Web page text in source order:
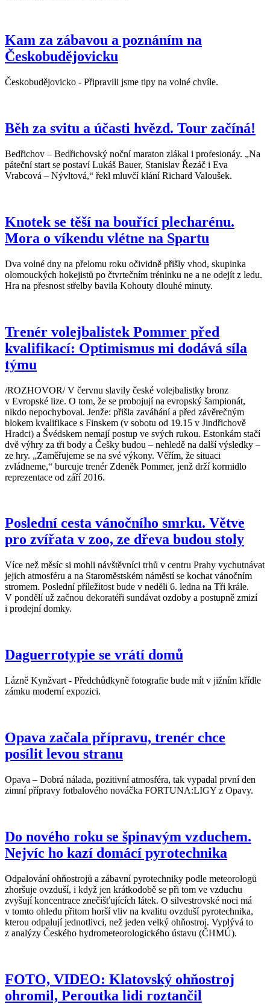
Kam za zábavou a poznáním na
Českobudějovicku
Českobudějovicko - Připravili jsme tipy na volné chvíle.
Běh za svitu a účasti hvězd. Tour začíná!
Bedřichov – Bedřichovský noční maraton zlákal i profesionáy. „Na
páteční start se postaví Lukáš Bauer, Stanislav Řezáč i Eva
Vrabcová – Nývltová,“ řekl mluvčí klání Richard Valoušek.
Knotek se těší na bouřící plecharénu.
Mora o víkendu vlétne na Spartu
Dva volné dny na přelomu roku očividně přišly vhod, skupinka
olomouckých hokejistů po čtvrtečním tréninku ne a ne odejít z ledu.
Hra na přesnost střelby bavila Kohouty dlouhé minuty.
Trenér volejbalistek Pommer před
kvalifikací: Optimismus mi dodává síla
týmu
/ROZHOVOR/ V červnu slavily české volejbalistky bronz
v Evropské lize. O tom, že se probojují na evropský šampionát,
nikdo nepochyboval. Jenže: přišla zaváhání a před závěrečným
blokem kvalifikace s Finskem (v sobotu od 19.15 v Jindřichově
Hradci) a Švédskem nemají postup ve svých rukou. Estonkám stačí
dvě výhry za tři body a Češky budou – nehledě na další výsledky –
ze hry. „Zaměřujeme se na své výkony. Věřím, že situaci
zvládneme,“ burcuje trenér Zdeněk Pommer, jenž drží kormidlo
reprezentace od září 2016.
Poslední cesta vánočního smrku. Větve
pro zvířata v zoo, ze dřeva budou stoly
Více než měsíc si mohli návštěvníci trhů v centru Prahy vychutnávat
jejich atmosféru a na Staroměstském náměstí se kochat vánočním
stromem. Poslední příležitost bude v neděli 6. ledna na Tři krále.
V pondělí už začnou dekoratéři sundávat ozdoby a postupně zmizí
i prodejní domky.
Daguerrotypie se vrátí domů
Lázně Kynžvart - Předchůdkyně fotografie bude mít v jižním křídle
zámku moderní expozici.
Opava začala přípravu, trenér chce
posílit levou stranu
Opava – Dobrá nálada, pozitivní atmosféra, tak vypadal první den
zimní přípravy fotbalového nováčka FORTUNA:LIGY z Opavy.
Do nového roku se špinavým vzduchem.
Nejvíc ho kazí domácí pyrotechnika
Odpalování ohňostrojů a zábavní pyrotechniky podle meteorologů
zhoršuje ovzduší, i když jen krátkodobě se při tom ve vzduchu
zvyšují koncentrace znečišťujících látek. O silvestrovské noci má
v tomto ohledu přitom horší vliv na kvalitu ovzduší pyrotechnika,
kterou odpalují jednotlivci, než jeden velký ohňostroj. Vyplývá to
z analýzy Českého hydrometeorologického ústavu (ČHMÚ).
FOTO, VIDEO: Klatovský ohňostroj
ohromil, Peroutka lidi roztančil